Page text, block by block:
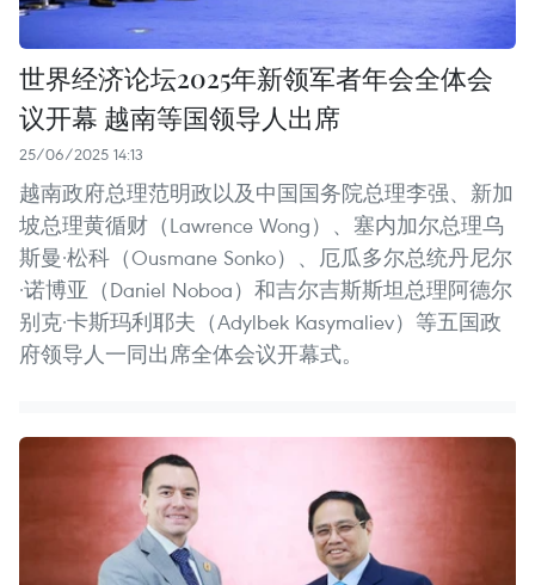
世界经济论坛2025年新领军者年会全体会
议开幕 越南等国领导人出席
25/06/2025 14:13
越南政府总理范明政以及中国国务院总理李强、新加
坡总理黄循财（Lawrence Wong）、塞内加尔总理乌
斯曼·松科（Ousmane Sonko）、厄瓜多尔总统丹尼尔
·诺博亚（Daniel Noboa）和吉尔吉斯斯坦总理阿德尔
别克·卡斯玛利耶夫（Adylbek Kasymaliev）等五国政
府领导人一同出席全体会议开幕式。